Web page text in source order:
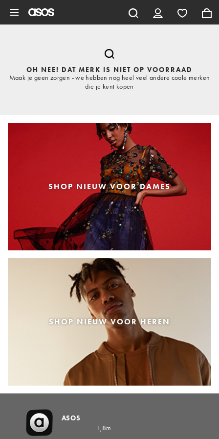
OH NEE! DAT MERK IS NIET OP VOORRAAD
Maak je geen zorgen - we hebben nog heel veel andere coole merken
die je kunt kopen
SHOP NIEUW VOOR DAMES
SHOP NIEUW VOOR HEREN
ASOS
1,8m